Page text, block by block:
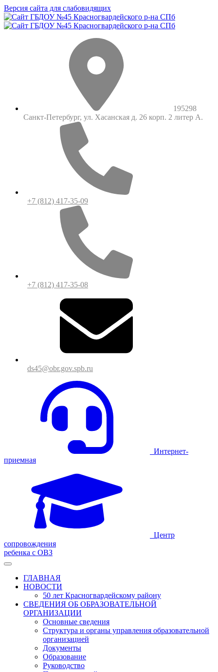
Версия сайта для слабовидящих
195298
Санкт-Петербург, ул. Хасанская д. 26 корп. 2 литер А.
+7 (812) 417-35-09
+7 (812) 417-35-08
ds45@obr.gov.spb.ru
Интернет-
приемная
Центр
сопровождения
ребенка с ОВЗ
ГЛАВНАЯ
НОВОСТИ
50 лет Красногвардейскому району
СВЕДЕНИЯ ОБ ОБРАЗОВАТЕЛЬНОЙ
ОРГАНИЗАЦИИ
Основные сведения
Структура и органы управления образовательной
организацией
Документы
Образование
Руководство